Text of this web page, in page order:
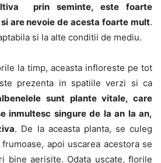
prin seminte, este foarte
are nevoie de acesta foarte mult.
si la alte conditii de mediu.
la timp, aceasta infloreste pe tot
prezenta in spatiile verzi si ca
sunt plante vitale, care
inmultesc singure de la an la an,
. De la aceasta planta, se culeg
apoi uscarea acestora se
bine aerisite. Odata uscate, florile